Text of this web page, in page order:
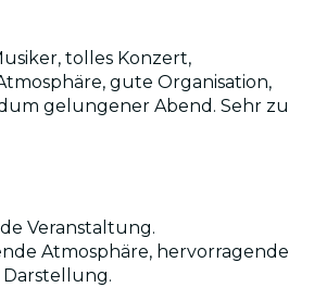
tolles Konzert,
gute Organisation,
gelungener Abend. Sehr zu
Veranstaltung.
Atmosphäre, hervorragende
Darstellung.